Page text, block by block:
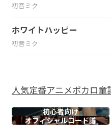
初音ミク
ホワイトハッピー
初音ミク
人気定番アニメボカロ童
初心者向け
オフィシャルコード譜